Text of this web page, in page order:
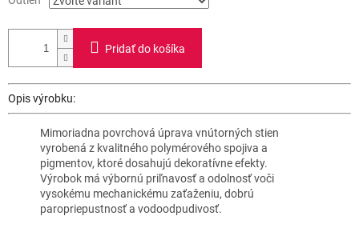
Pridať do košíka
Opis výrobku:
Mimoriadna povrchová úprava vnútorných stien
vyrobená z kvalitného polymérového spojiva a
pigmentov, ktoré dosahujú dekoratívne efekty.
Výrobok má výbornú priľnavosť a odolnosť voči
vysokému mechanickému zaťaženiu, dobrú
paropriepustnosť a vodoodpudivosť.